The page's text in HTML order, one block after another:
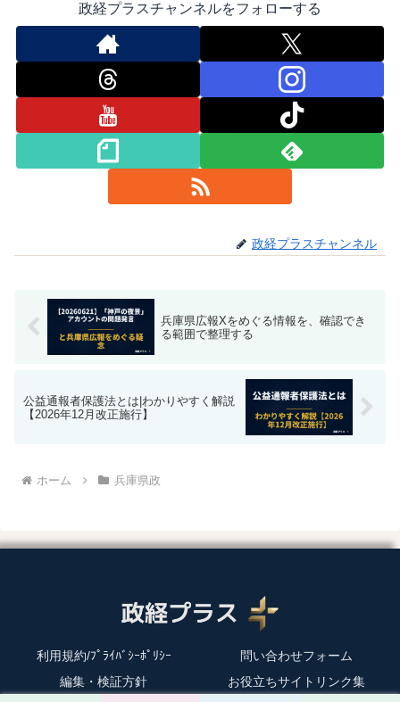
政経プラスチャンネルをフォローする
政経プラスチャンネル
兵庫県広報Xをめぐる情報を、確認でき
る範囲で整理する
公益通報者保護法とは|わかりやすく解説
【2026年12月改正施行】
ホーム 兵庫県政
利用規約/ﾌﾟﾗｲﾊﾞｼｰﾎﾟﾘｼｰ
問い合わせフォーム
編集・検証方針
お役立ちサイトリンク集